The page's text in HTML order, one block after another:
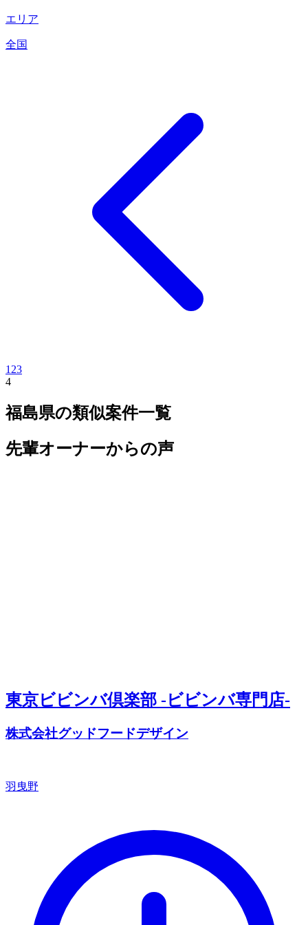
エリア
全国
1 23
4
福島県の類似案件一覧
先輩オーナーからの声
東京ビビンバ倶楽部 -ビビンバ専門店-
株式会社グッドフードデザイン
羽曳野